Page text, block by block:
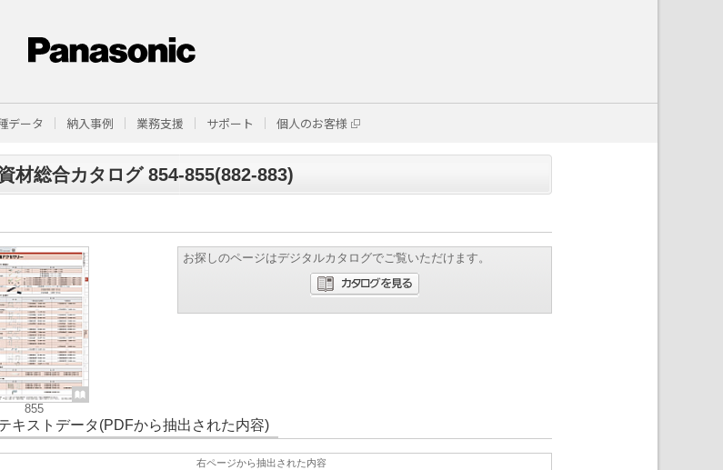
データ 納入事例 業務支援 サポート 個人のお客様
材総合カタログ 854-855(882-883)
855
お探しのページはデジタルカタログでご覧いただけます。
キストデータ(PDFから抽出された内容)
右ページから抽出された内容